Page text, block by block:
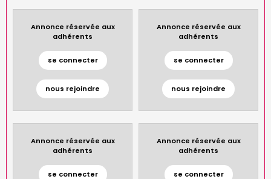
Annonce réservée aux
adhérents
se connecter
nous rejoindre
Annonce réservée aux
adhérents
se connecter
nous rejoindre
Annonce réservée aux
adhérents
se connecter
Annonce réservée aux
adhérents
se connecter